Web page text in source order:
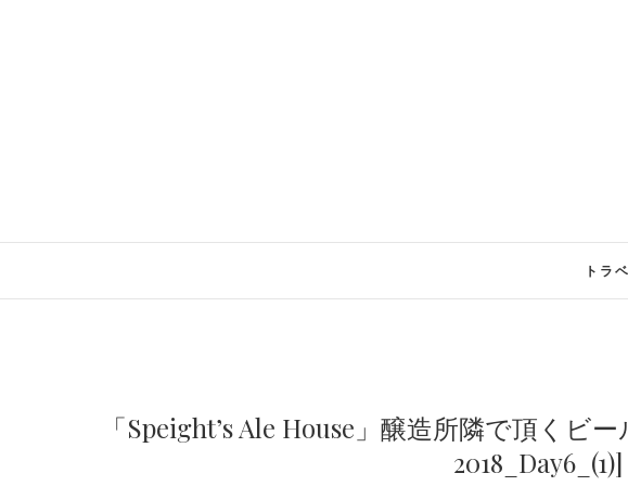
トラ
「Speight’s Ale House」醸造所隣で頂くビ
2018_Day6_(1)]